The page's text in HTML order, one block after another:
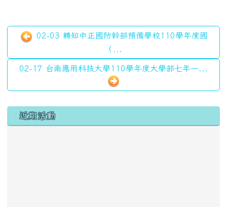
02-03 轉知中正國防幹部預備學校110學年度國
（...
02-17 台南應用科技大學110學年度大學部七年一...
左邊區域內容
近期活動